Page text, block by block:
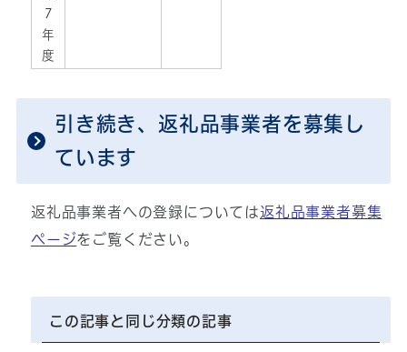
7
年
度
引き続き、返礼品事業者を募集し
ています
返礼品事業者への登録については返礼品事業者募集
ページをご覧ください。
この記事と同じ分類の記事